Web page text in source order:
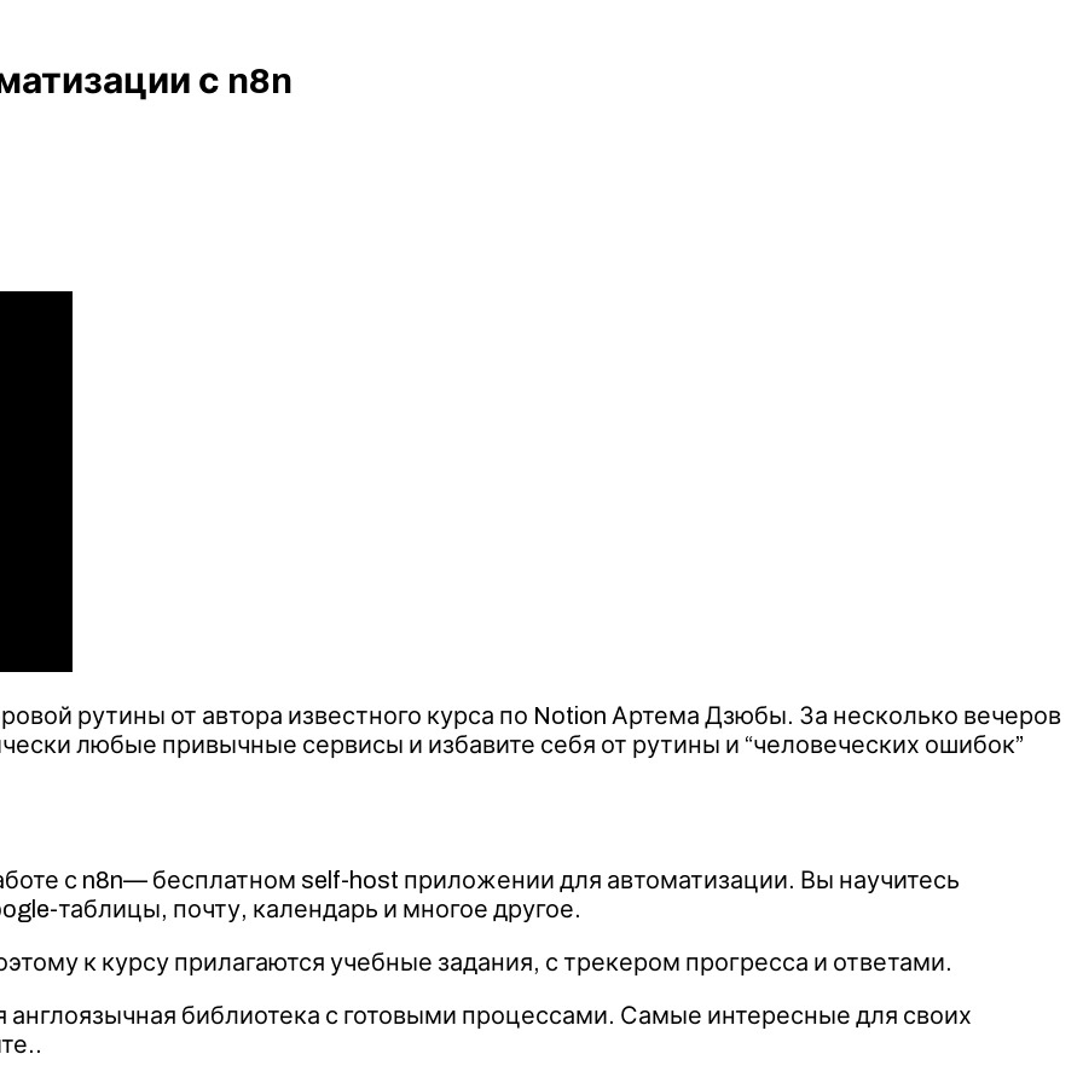
с n8n
рутины от автора известного курса по Notion Артема Дзюбы. За несколько вечеров
любые привычные сервисы и избавите себя от рутины и “человеческих ошибок”
с n8n— бесплатном self-host приложении для автоматизации. Вы научитесь
таблицы, почту, календарь и многое другое.
к курсу прилагаются учебные задания, с трекером прогресса и ответами.
библиотека с готовыми процессами. Самые интересные для своих